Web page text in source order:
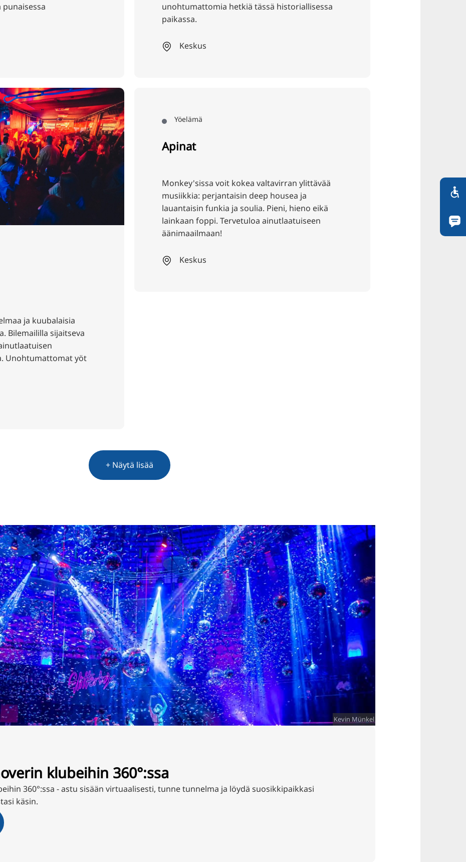
unohtumattomia hetkiä tässä historiallisessa
paikassa.
Keskus
ja kuubalaisia
Bilemaililla sijaitseva
Unohtumattomat yöt
Yöelämä
Apinat
Monkey'sissa voit kokea valtavirran ylittävää
musiikkia: perjantaisin deep housea ja
lauantaisin funkia ja soulia. Pieni, hieno eikä
lainkaan foppi. Tervetuloa ainutlaatuiseen
äänimaailmaan!
Keskus
+ Näytä lisää
Kevin Münkel
klubeihin 360°:ssa
360°:ssa - astu sisään virtuaalisesti, tunne tunnelma ja löydä suosikkipaikkasi
käsin.